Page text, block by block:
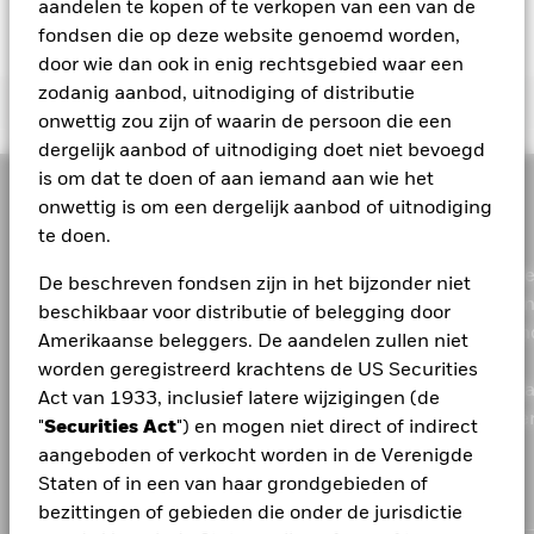
aandelen te kopen of te verkopen van een van de
fondsen die op deze website genoemd worden,
door wie dan ook in enig rechtsgebied waar een
zodanig aanbod, uitnodiging of distributie
onwettig zou zijn of waarin de persoon die een
dergelijk aanbod of uitnodiging doet niet bevoegd
is om dat te doen of aan iemand aan wie het
onwettig is om een dergelijk aanbod of uitnodiging
te doen.
De beschreven fondsen zijn in het bijzonder niet
beschikbaar voor distributie of belegging door
Amerikaanse beleggers. De aandelen zullen niet
worden geregistreerd krachtens de US Securities
Act van 1933, inclusief latere wijzigingen (de
"Securities Act") en mogen niet direct of indirect
aangeboden of verkocht worden in de Verenigde
Staten of in een van haar grondgebieden of
bezittingen of gebieden die onder de jurisdictie
prestaties in het verleden. Bron: Blackrock
beschikbaar is op de website.
Important Information
Voor fondsen met een beleggingsdoelstelling waarin ESG-criteria
zijn opgenomen, kunnen er bedrijfsgebeurtenissen of andere
aanhoudt die niet voldoen aan ESG-criteria. Raadpleeg het
door de indexaanbieder van het fonds wordt toegepast, kan door
de indexaanbieder vastgestelde inkomstendrempels bevatten. De
informatie op deze website bevat mogelijk niet alle filters die
gelden voor de desbetreffende index of het desbetreffende fonds.
Die filters worden uitvoeriger beschreven in het prospectus van
het fonds, andere documenten van het fonds en het document
met de desbetreffende indexmethodologie.
Bekijk de MSCI-methodologie achter de
Duurzaamheidskenmerken en de maatstaven inzake de
Betrokkenheid van het bedrijfsleven: ESG Fund Ratings;
Dit materiaal is uitsluitend bestemd voor professionele cliënten
(zoals gedefinieerd door de Financial Conduct Authority of de
MiFID-Regels) en mag door geen enkele andere persoon worden
In de Europese Economische Ruimte (EER) wordt dit document
uitgegeven door BlackRock (Netherlands) B.V., waaraan
vergunning is verleend door en dat onder toezicht staat van de
Nederlandse Autoriteit Financiële Markten. Maatschappelijke
zetel: Amstelplein 1, 1096 HA, Amsterdam, Tel: +352 46268 5111.
Handelsregisternummer 17068311 Voor uw veiligheid worden
onze telefoongesprekken doorgaans opgenomen.
In het VK en landen die geen deel uitmaken van de Europese
Economische Ruimte (EER)wordt dit document uitgegeven door
BlackRock Investment Management (UK) Limited, waaraan
BlackRock heeft als wereldwijde vermogensbeheerder de
fiduciaire taak om particulieren en organisaties te
financiële toekomst goed te plannen. Met
financiële technologie en een breed aanbod van
beleggingsproducten en -strategieën bieden we onze
de mogelijkheid om hun belangrijkste doelen te